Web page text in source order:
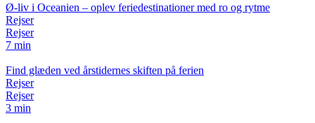
Ø-liv i Oceanien – oplev feriedestinationer med ro og rytme
Rejser
Rejser
7 min
Find glæden ved årstidernes skiften på ferien
Rejser
Rejser
3 min